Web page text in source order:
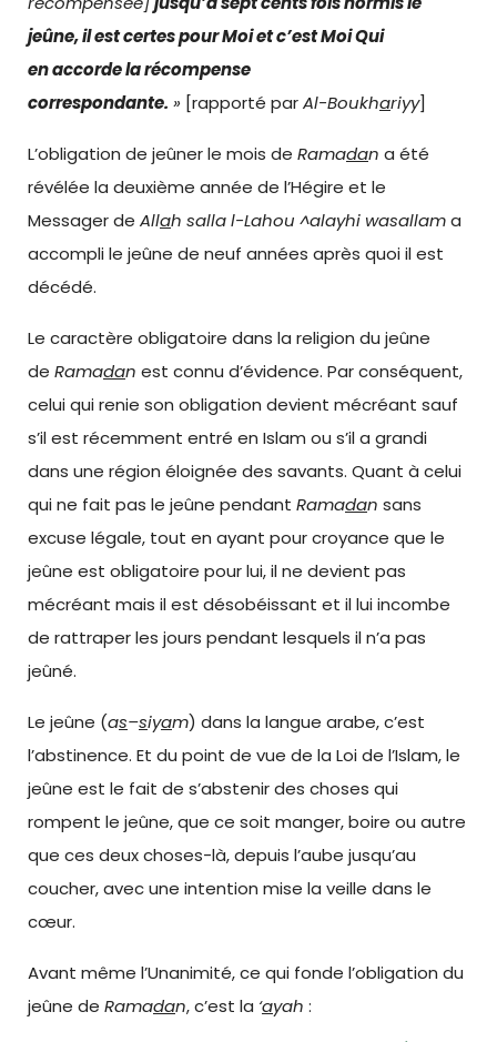
jeûne, il est certes pour Moi et c’est Moi Qui
enaccorde la récompense
correspondante. » [rapporté parAl-Boukhariyy]
L’obligation de jeûner le mois de Ramadan a été
révélée la deuxième année de l’Hégire et le
Messager de Allah salla l-Lahou ^alayhi wasallama
accompli le jeûne de neuf années après quoi il est
décédé.
Le caractère obligatoire dans la religion du jeûne
de Ramadan est connu d’évidence. Par conséquent,
celui qui renie son obligation devient mécréant sauf
s’il est récemment entré en Islam ou s’il a grandi
dans une région éloignée des savants. Quant à celui
qui ne fait pas le jeûne pendant Ramadan sans
excuse légale, tout en ayant pour croyance que le
jeûne est obligatoire pour lui, il ne devient pas
mécréant mais il est désobéissant et il lui incombe
de rattraper les jours pendant lesquels il n’a pas
jeûné.
Le jeûne (as–siyam) dans la langue arabe, c’est
l’abstinence. Et du point de vue de la Loi de l’Islam, le
jeûne est le fait de s’abstenir des choses qui
rompent le jeûne, que ce soit manger, boire ou autre
que ces deux choses-là, depuis l’aube jusqu’au
coucher, avec une intention mise la veille dans le
cœur.
Avant même l’Unanimité, ce qui fonde l’obligation du
jeûne de Ramadan, c’est la ‘ayah :